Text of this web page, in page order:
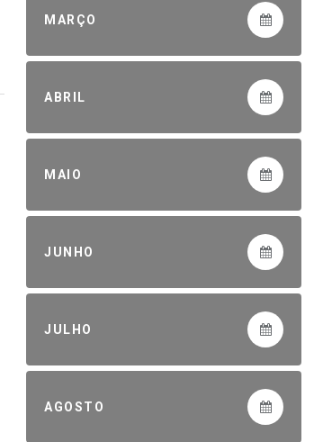
MARÇO
ABRIL
MAIO
JUNHO
JULHO
AGOSTO